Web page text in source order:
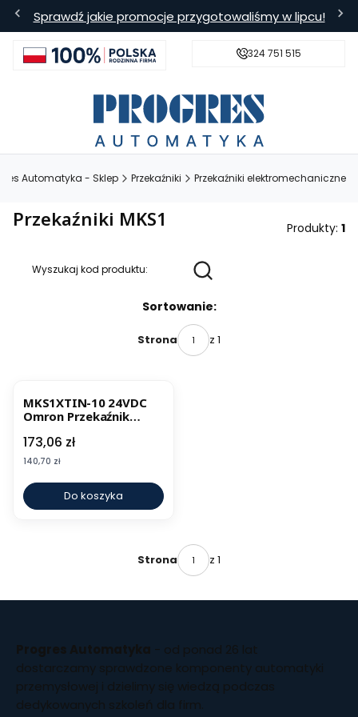
Sprawdź jakie promocje przygotowaliśmy w lipcu!
Bezpieczna wysyłka
324 751 515
Automatyka - Sklep Przekaźniki Przekaźniki elektromechaniczne
Przekaźniki MKS1 Produkty: 1
Wyszukaj kod produktu:
Sortowanie:
Strona z 1
MKS1XTIN-10 24VDC
Omron Przekaźnik
Cena
173,06 zł
Cena
140,70 zł
Do koszyka
Strona z 1
Progres Automatyka - od ponad 26 lat
dostarczamy sprawdzone komponenty automatyki
przemysłowej i dzielimy się wiedzą podczas
dedykowanych szkoleń dla firm.